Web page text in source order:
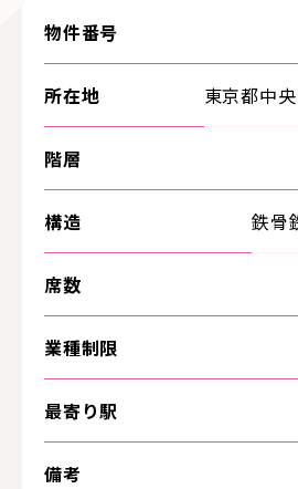
物件番号
所在地 東京都中
階層
構造 鉄骨
席数
業種制限
最寄り駅
備考